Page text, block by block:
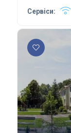
Сервіси: